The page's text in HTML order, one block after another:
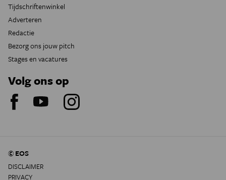
Tijdschriftenwinkel
Adverteren
Redactie
Bezorg ons jouw pitch
Stages en vacatures
Volg ons op
© EOS
DISCLAIMER
PRIVACY